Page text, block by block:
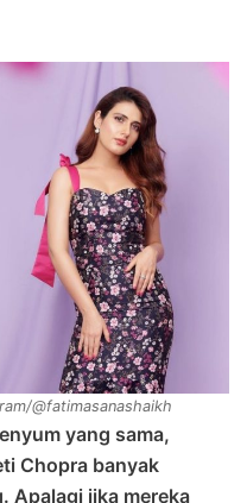
@fatimasanashaikh
yang sama,
Chopra banyak
Apalagi jika mereka